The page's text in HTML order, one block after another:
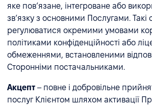
яке пов’язане, інтегроване або
зв’язку з основними Послугами. Такі
регулюватися окремими умовами
політиками конфіденційності або
обмеженнями, встановленими
Сторонніми постачальниками.
Акцепт – повне і добровільне
послуг Клієнтом шляхом активації